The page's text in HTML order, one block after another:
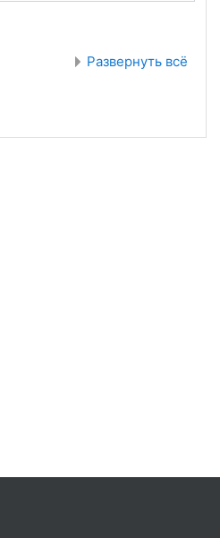
Развернуть всё